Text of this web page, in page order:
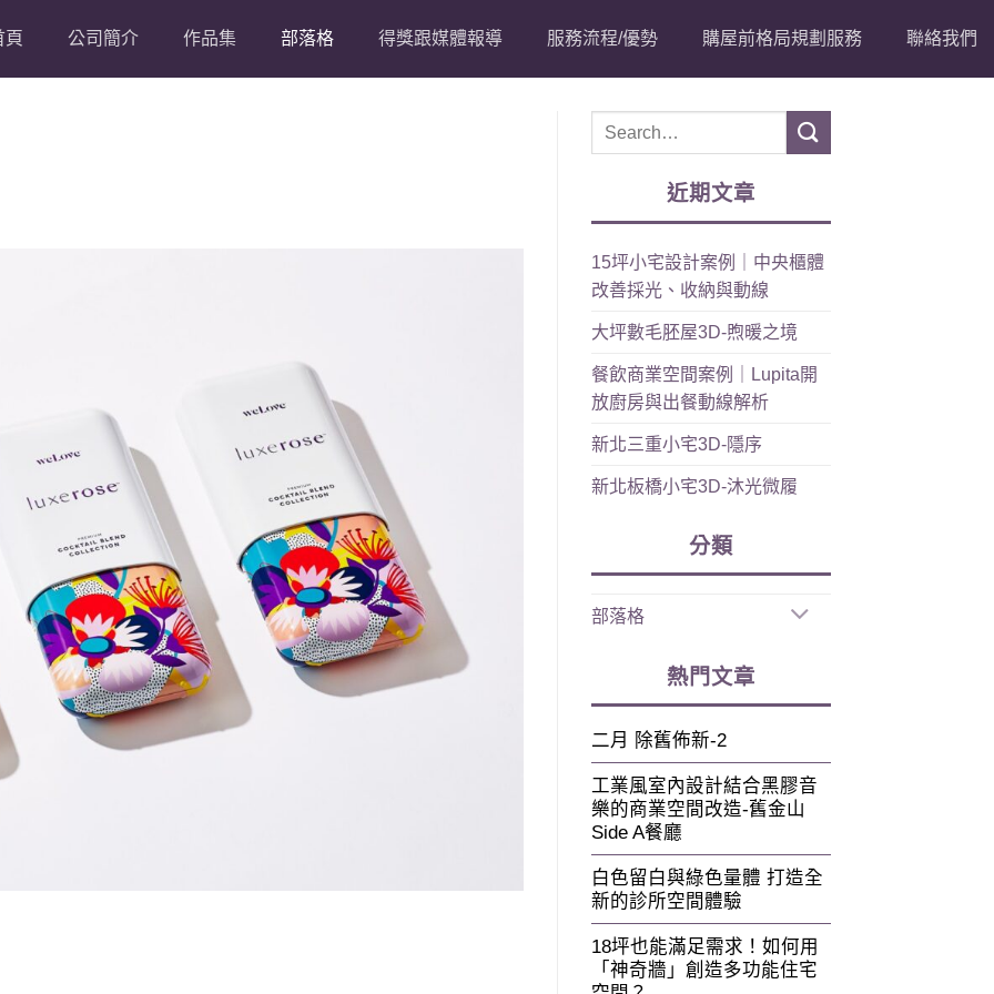
頁 公司簡介 作品集 部落格 得獎跟媒體報導 服務流程/優勢 購屋前格局規劃服務 聯絡我們
近期文章
15坪小宅設計案例｜中央櫃體
改善採光、收納與動線
大坪數毛胚屋3D-煦暖之境
餐飲商業空間案例｜Lupita開
放廚房與出餐動線解析
新北三重小宅3D-隱序
新北板橋小宅3D-沐光微履
分類
部落格
熱門文章
二月 除舊佈新-2
工業風室內設計結合黑膠音
樂的商業空間改造-舊金山
Side A餐廳
白色留白與綠色量體 打造全
新的診所空間體驗
18坪也能滿足需求！如何用
「神奇牆」創造多功能住宅